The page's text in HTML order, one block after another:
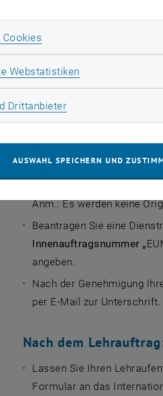
Vor dem
Informieren Sie sich über
Falls noch kein Vertrag
Mobility Office.
Koordinieren Sie Inhalt
Legen Sie im Formular
Stellen (Lehrer,
Anm.: Es werden keine
Beantragen Sie eine
Innenauftragsnummer „
angeben.
Nach der Genehmigung
per E-Mail zur Unterschrift.
Nach dem
Lassen Sie Ihren
Formular an das
Webstatistiken
DrittanbieterMarketing Cookies
AUSWAHL SPEICHERN UND